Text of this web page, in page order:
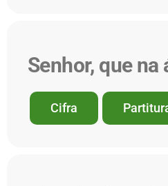
Senhor, que na
Cifra